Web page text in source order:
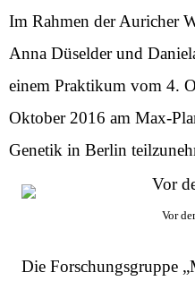
Im Rahmen der Auricher
Anna Düselder und
einem Praktikum vom 4.
Oktober 2016 am Max-
Genetik in Berlin
Vor
Die Forschungsgruppe